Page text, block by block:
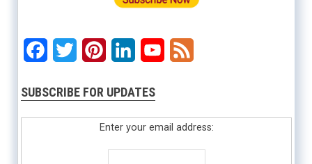
Facebook
Twitter PinterestLinkedInYouTube
SUBSCRIBE FOR UPDATES
Enter your email address: